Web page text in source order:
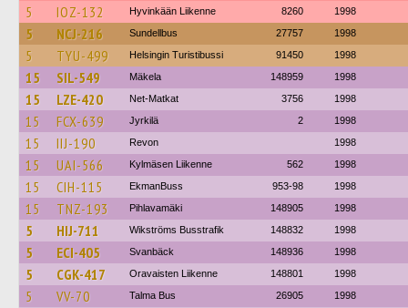
5 IOZ-132 Hyvinkään Liikenne 8260 1998
5 NCJ-216 Sundellbus 27757 1998
5 TYU-499 Helsingin Turistibussi 91450 1998
15 SIL-549 Mäkela 148959 1998
15 LZE-420 Net-Matkat 3756 1998
15 FCX-639 Jyrkilä 2 1998
15 IIJ-190 Revon 1998
15 UAI-566 Kylmäsen Liikenne 562 1998
15 CIH-115 EkmanBuss 953-98 1998
15 TNZ-193 Pihlavamäki 148905 1998
5 HIJ-711 Wikströms Busstrafik 148832 1998
5 ECI-405 Svanbäck 148936 1998
5 CGK-417 Oravaisten Liikenne 148801 1998
5 VV-70 Talma Bus 26905 1998